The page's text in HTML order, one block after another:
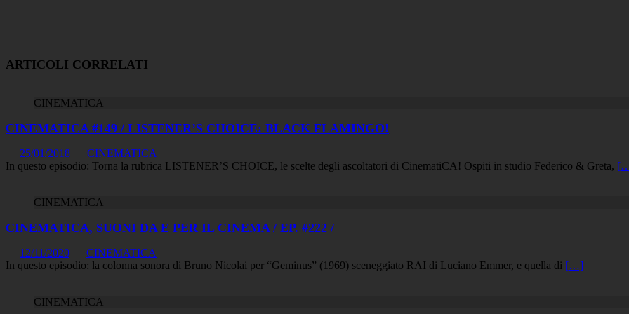
ARTICOLI CORRELATI
CINEMATICA
CINEMATICA #149 / LISTENER’S CHOICE: BLACK FLAMINGO!
25/01/2018
CINEMATICA
In questo episodio: Torna la rubrica LISTENER’S CHOICE, le scelte degli ascoltatori di CinematiCA! Ospiti in studio Federico & Greta,
CINEMATICA
CINEMATICA, SUONI DA E PER IL CINEMA / EP. #222 /
12/11/2020
CINEMATICA
In questo episodio: la colonna sonora di Bruno Nicolai per “Geminus” (1969) sceneggiato RAI di Luciano Emmer, e quella di […]
CINEMATICA